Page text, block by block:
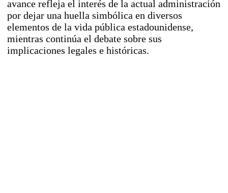
avance refleja el interés de la actual administración
por dejar una huella simbólica en diversos
elementos de la vida pública estadounidense,
mientras continúa el debate sobre sus
implicaciones legales e históricas.